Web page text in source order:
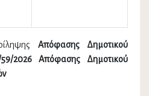
Απόφασης Δημοτικού
2026 Απόφασης Δημοτικού